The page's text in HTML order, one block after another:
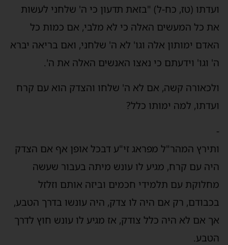
ועדתו (טז, כח-ל) "בזאת תדעון כי ה' שלחני לעשות
את כל המעשים האלה כי לא מלבי, אם כמות כל
האדם ימותון אלה וגו' לא ה' שלחני, ואם בריאה יברא
ה' וגו' וידעתם כי נאצו האנשים האלה את ה'.
ולכאורה קשה, אם לא ה' שלחו והצדק הוא עם קרח
ועדתו, למה ימותו כלל?
-
ותירץ המהר"ל מפראג זי"ע דבכל אופן אף אם הצדק
היה עם קרח, מגיע לו עונש מיתה בעבור שעשה
מחלוקת עם תלמידי חכמים וביזה אותם וזלזל
בכבודם, רק אם היה לו צדק, היה עונשו בדרך הטבע,
אך אם לא היה כלל צודק, אז מגיע לו עונש חוץ לדרך
הטבע.